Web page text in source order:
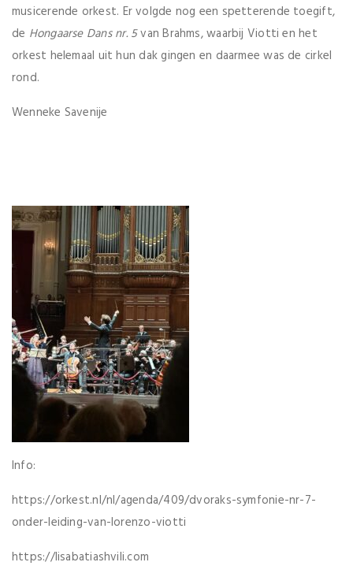
musicerende orkest. Er volgde nog een spetterende toegift,
de Hongaarse Dans nr. 5van Brahms, waarbij Viotti en het
orkest helemaal uit hun dak gingen en daarmee was de cirkel
rond.
Wenneke Savenije
Info:
https://orkest.nl/nl/agenda/409/dvoraks-symfonie-nr-7-
onder-leiding-van-lorenzo-viotti
https://lisabatiashvili.com